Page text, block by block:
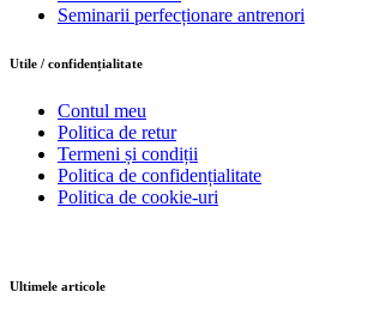
Seminarii perfecționare antrenori
Utile / confidențialitate
Contul meu
Politica de retur
Termeni și condiții
Politica de confidențialitate
Politica de cookie-uri
Ultimele articole